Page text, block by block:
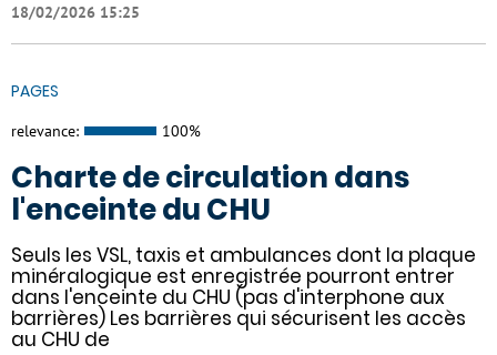
18/02/2026 15:25
PAGES
relevance: 100%
Charte de circulation dans
l'enceinte du CHU
Seuls les VSL, taxis et ambulances dont la plaque
minéralogique est enregistrée pourront entrer
dans l'enceinte du CHU (pas d'interphone aux
barrières) Les barrières qui sécurisent les accès
au CHU de